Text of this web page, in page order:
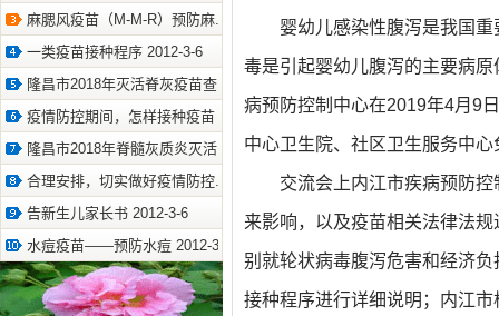
麻腮风疫苗（M-M-R）预防麻.. 2012-3-6
一类疫苗接种程序 2012-3-6
隆昌市2018年灭活脊灰疫苗查.. 2018-3-28
疫情防控期间，怎样接种疫苗 2020-4-23
隆昌市2018年脊髓灰质炎灭活.. 2018-3-28
合理安排，切实做好疫情防控.. 2020-3-16
告新生儿家长书 2012-3-6
水痘疫苗——预防水痘 2012-3-6
婴幼儿感染性腹泻是我国
毒是引起婴幼儿腹泻的主要病
病预防控制中心在2019年4月9
中心卫生院、社区卫生服务中
交流会上内江市疾病预防
来影响，以及疫苗相关法律法
别就轮状病毒腹泻危害和经济
接种程序进行详细说明；内江